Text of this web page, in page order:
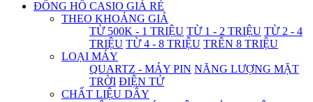
ĐỒNG HỒ CASIO GIÁ RẺ
THEO KHOẢNG GIÁ
TỪ 500K - 1 TRIỆU TỪ 1 - 2 TRIỆU TỪ 2 - 4
TRIỆU TỪ 4 - 8 TRIỆU TRÊN 8 TRIỆU
LOẠI MÁY
QUARTZ - MÁY PIN NĂNG LƯỢNG MẶT
TRỜI ĐIỆN TỬ
CHẤT LIỆU DÂY